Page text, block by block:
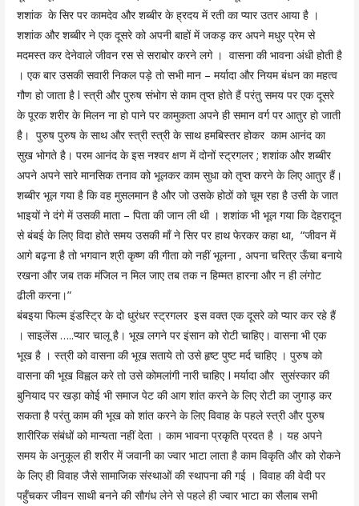
शशांक के सिर पर कामदेव और शब्बीर के ह्रदय में रती का प्यार उतर आया है ।
शशांक और शब्बीर ने एक दूसरे को अपनी बाहों में जकड़ कर अपने मधुर प्रेम से
मदमस्त कर देनेवाले जीवन रस से सराबोर करने लगे । वासना की भावना अंधी होती है
। एक बार उसकी सवारी निकल पड़े तो सभी मान – मर्यादा और नियम बंधन का महत्व
गौण हो जाता है l स्त्री और पुरुष संभोग से काम तृप्त होते हैं परंतु समय पर एक दूसरे
के पूरक शरीर के मिलन ना हो पाने पर कामुकता अपने ही समान वर्ग पर आतुर हो जाती
है। पुरुष पुरुष के साथ और स्त्री स्त्री के साथ हमबिस्तर होकर काम आनंद का
सुख भोगते है। परम आनंद के इस नश्वर क्षण में दोनों स्ट्रगलर ; शशांक और शब्बीर
अपने अपने सारे मानसिक तनाव को भूलकर काम सुधा को तृप्त करने के लिए आतुर हैं।
शब्बीर भूल गया है कि वह मुसलमान है और जो उसके होठों को चूम रहा है उसी के जात
भाइयों ने दंगे में उसकी माता – पिता की जान ली थी । शशांक भी भूल गया कि देहरादून
से बंबई के लिए विदा होते समय उसकी माँ ने सिर पर हाथ फेरकर कहा था, “जीवन में
आगे बढ़ना है तो भगवान श्री कृष्ण की गीता को नहीं भूलना , अपना चरित्र ऊँचा बनाये
रखना और जब तक मंजिल न मिल जाए तब तक न हिम्मत हारना और न ही लंगोट
ढीली करना।”
बंबइया फिल्म इंडस्ट्रि के दो धुरंधर स्ट्रगलर इस वक्त एक दूसरे को प्यार कर रहे हैं
। साइलेंस …..प्यार चालू है। भूख लगने पर इंसान को रोटी चाहिए। वासना भी एक
भूख है । स्त्री को वासना की भूख सताये तो उसे हृष्ट पुष्ट मर्द चाहिए । पुरुष को
वासना की भूख विह्वल करे तो उसे कोमलांगी नारी चाहिए I मर्यादा और सुसंस्कार की
बुनियाद पर खड़ा कोई भी समाज पेट की आग शांत करने के लिए रोटी का जुगाड़ कर
सकता है परंतु काम की भूख को शांत करने के लिए विवाह के पहले स्त्री और पुरुष
शारीरिक संबंधों को मान्यता नहीं देता । काम भावना प्रकृति प्रदत है । यह अपने
समय के अनुकूल ही शरीर में जवानी का ज्वार भाटा लाता है काम विकृति और को रोकने
के लिए ही विवाह जैसे सामाजिक संस्थाओं की स्थापना की गई । विवाह की वेदी पर
पहुँचकर जीवन साथी बनने की सौगंध लेने से पहले ही ज्वार भाटा का सैलाब सभी